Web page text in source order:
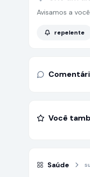
Avisamos a
repelente
Você
Saúde